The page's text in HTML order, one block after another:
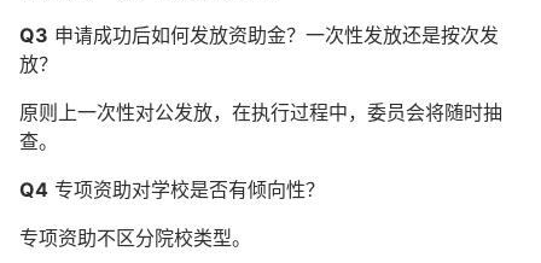
Q3 申请成功后如何发放资助金？一次性发放还是按次发
放？
原则上一次性对公发放，在执行过程中，委员会将随时抽
查。
Q4 专项资助对学校是否有倾向性？
专项资助不区分院校类型。